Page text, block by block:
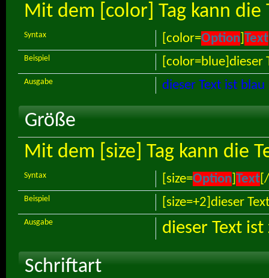
Mit dem [color] Tag kann
[color=Option] Text
Syntax
Beispiel
dieser Text ist blau
Ausgabe
Größe
Mit dem [size] Tag kann die
[size=Option] Text
Syntax
[size=+2]dieser
Beispiel
dieser Text
Ausgabe
Schriftart